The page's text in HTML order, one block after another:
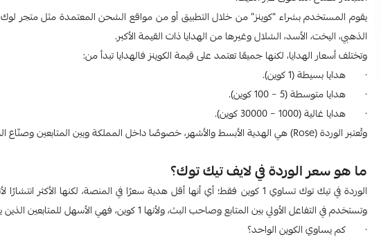
يقوم المستخدم بشراء “كوينز” من خلال التطبيق أو من مواقع الشحن المعتمدة مثل متجر لوك
الذهبي، اليخت، الأسد، الشلال وغيرها من الهدايا ذات القيمة الأكبر.
وتختلف أسعار الهدايا، لكنها جميعًا تعتمد على قيمة الكوينز فالهدايا تبدأ من:
· هدايا بسيطة (1 كوين).
· هدايا متوسطة (5 – 100 كوين).
· هدايا غالية (1000 – 30000 كوين).
وتُعتبر الوردة (Rose) هي الهدية الأبسط والأشهر، خصوصًا داخل المملكة وبين المتابعين وصنّاع المحتوى.
ما هو سعر الوردة في لايف تيك توك؟
الوردة في تيك توك تساوي 1 كوين فقط؛ أي أنها أقل هدية سعرًا في المنصة، لكنها
وتستخدم في التفاعل الأولي بين المتابع وصاحب البث، ولأنها 1 كوين، فهي الأسهل للمتابعين الذين يريدون دعم سريع ورمزي خلال البث، ولكن السؤال الأهم:
· كم يساوي الكوين الواحد؟